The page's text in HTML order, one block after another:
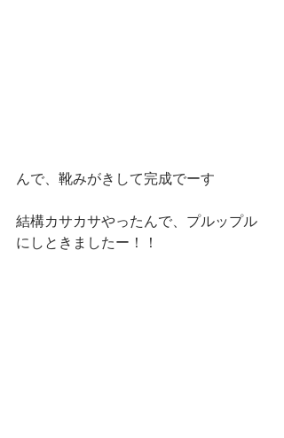
んで、靴みがきして完成でーす
結構カサカサやったんで、プルップル
にしときましたー！！